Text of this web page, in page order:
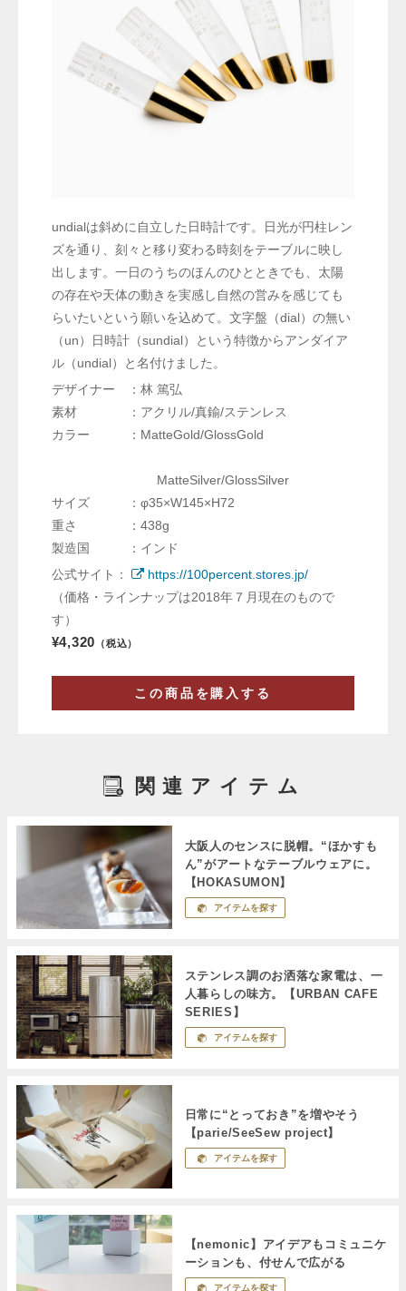
undialは斜めに自立した日時計です。日光が円柱レン
ズを通り、刻々と移り変わる時刻をテーブルに映し
出します。一日のうちのほんのひとときでも、太陽
の存在や天体の動きを実感し自然の営みを感じても
らいたいという願いを込めて。文字盤（dial）の無い
（un）日時計（sundial）という特徴からアンダイア
ル（undial）と名付けました。
デザイナー ：林 篤弘
素材 ：アクリル/真鍮/ステンレス
カラー ：MatteGold/GlossGold
MatteSilver/GlossSilver
サイズ ：φ35×W145×H72
重さ ：438g
製造国 ：インド
公式サイト：
https://100percent.stores.jp/
（価格・ラインナップは2018年７月現在のもので
す）
¥4,320 （税込）
この商品を購入する
関連アイテム
大阪人のセンスに脱帽。“ほかすも
ん”がアートなテーブルウェアに。
【HOKASUMON】
アイテムを探す
ステンレス調のお洒落な家電は、一
人暮らしの味方。【URBAN CAFE
SERIES】
アイテムを探す
日常に“とっておき”を増やそう
【parie/SeeSew project】
アイテムを探す
【nemonic】アイデアもコミュニケ
ーションも、付せんで広がる
アイテムを探す